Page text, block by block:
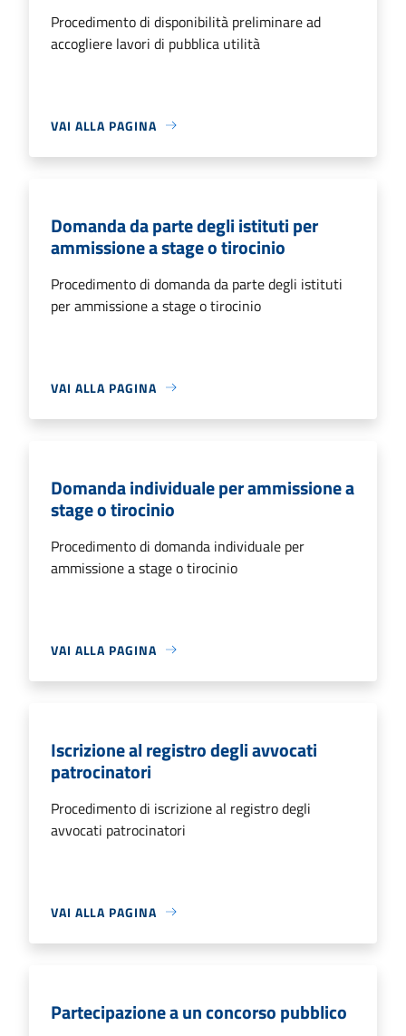
Procedimento di disponibilità preliminare ad
accogliere lavori di pubblica utilità
VAI ALLA PAGINA
Domanda da parte degli istituti per
ammissione a stage o tirocinio
Procedimento di domanda da parte degli istituti
per ammissione a stage o tirocinio
VAI ALLA PAGINA
Domanda individuale per ammissione a
stage o tirocinio
Procedimento di domanda individuale per
ammissione a stage o tirocinio
VAI ALLA PAGINA
Iscrizione al registro degli avvocati
patrocinatori
Procedimento di iscrizione al registro degli
avvocati patrocinatori
VAI ALLA PAGINA
Partecipazione a un concorso pubblico